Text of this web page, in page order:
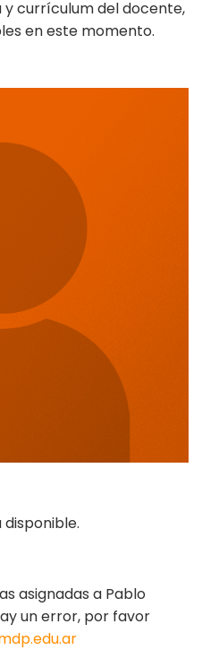
currículum del docente,
en este momento.
asignadas a Pablo
un error, por favor